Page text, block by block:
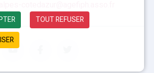
TOUT REFUSER
MEDITERRANEE - Site